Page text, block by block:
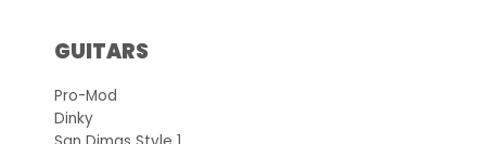
GUITARS
Pro-Mod
Dinky